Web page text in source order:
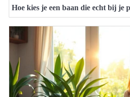
Hoe kies je een baan die echt bij je